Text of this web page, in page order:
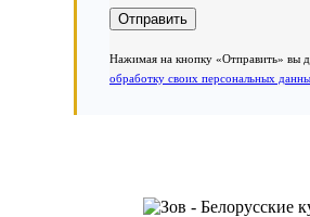
Нажимая на кнопку «Отправить» вы
обработку своих персональных